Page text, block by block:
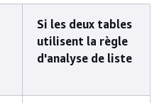
Si les deux tables
utilisent la règle
d'analyse de liste